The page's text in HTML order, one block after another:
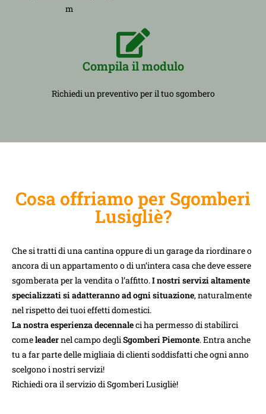
m
Compila il modulo
Richiedi un preventivo per il tuo sgombero
Cosa offriamo per Sgomberi
Lusigliè?
Che si tratti di una cantina oppure di un garage da riordinare o
ancora di un appartamento o di un’intera casa che deve essere
sgomberata per la vendita o l’affitto.I nostri servizi altamente
specializzati si adatteranno ad ogni situazione, naturalmente
nel rispetto dei tuoi effetti domestici.
La nostra esperienza decennaleci ha permesso di stabilirci
comeleadernel campo degliSgomberi Piemonte. Entra anche
tu a far parte delle migliaia di clienti soddisfatti che ogni anno
scelgono i nostri servizi!
Richiedi ora il servizio di Sgomberi Lusigliè!